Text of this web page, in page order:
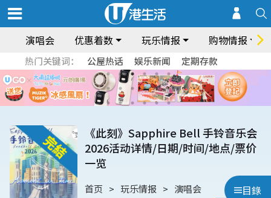
演唱会 优惠着数 玩乐情报 购物情报
热门关键词： 公屋热话 娱乐新闻 定期存款
目錄
《此刻》Sapphire Bell 手铃音乐会
2026活动详情/日期/时间/地点/票价
一览
首页 玩乐情报 演唱会